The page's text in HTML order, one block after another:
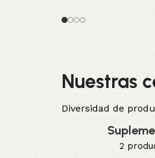
Nuestras
Diversidad de
2